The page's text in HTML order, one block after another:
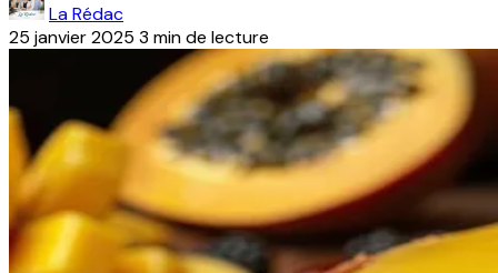
La Rédac
25 janvier 2025 3 min de lecture